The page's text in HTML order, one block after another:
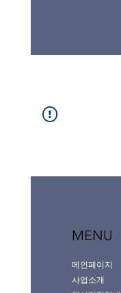
MENU
메인페이지
사업소개